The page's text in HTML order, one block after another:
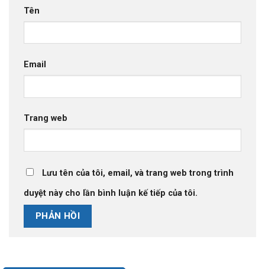
Tên
Email
Trang web
Lưu tên của tôi, email, và trang web trong trình
duyệt này cho lần bình luận kế tiếp của tôi.